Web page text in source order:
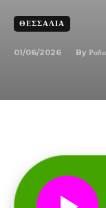
ΘΕΣΣΑΛΊΑ
01/06/2026 By